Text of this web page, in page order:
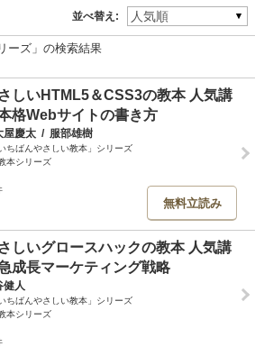
並べ替え:
ーズ」の検索結果
しいHTML5＆CSS3の教本 人気講
格Webサイトの書き方
屋慶太 / 服部雄樹
ちばんやさしい教本」シリーズ
本シリーズ
無料立読み
しいグロースハックの教本 人気講
成長マーケティング戦略
健人
ちばんやさしい教本」シリーズ
本シリーズ